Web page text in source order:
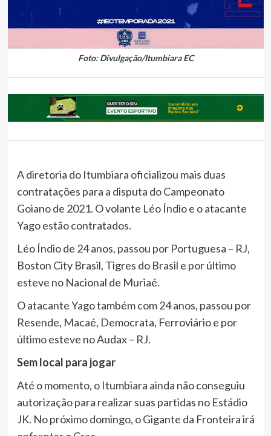
Foto: Divulgação/Itumbiara EC
A diretoria do Itumbiara oficializou mais duas
contratações para a disputa do Campeonato
Goiano de 2021. O volante Léo Índio e o atacante
Yago estão contratados.
Léo Índio de 24 anos, passou por Portuguesa – RJ,
Boston City Brasil, Tigres do Brasil e por último
esteve no Nacional de Muriaé.
O atacante Yago também com 24 anos, passou por
Resende, Macaé, Democrata, Ferroviário e por
último esteve no Audax – RJ.
Sem local para jogar
Até o momento, o Itumbiara ainda não conseguiu
autorização para realizar suas partidas no Estádio
JK. No próximo domingo, o Gigante da Fronteira irá